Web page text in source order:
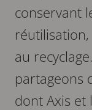
conservant
au
partageons
dont Axis et